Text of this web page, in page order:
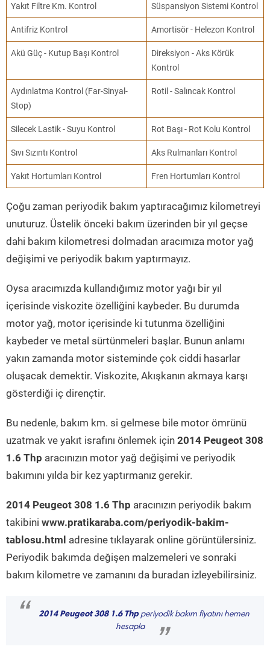
Yakıt Filtre Km. Kontrol Süspansiyon Sistemi Kontrol
Antifriz Kontrol Amortisör - Helezon Kontrol
Akü Güç - Kutup Başı Kontrol
Direksiyon - Aks Körük
Kontrol
Aydınlatma Kontrol (Far-Sinyal-
Stop)
Rotil - Salıncak Kontrol
Silecek Lastik - Suyu Kontrol Rot Başı - Rot Kolu Kontrol
Sıvı Sızıntı Kontrol Aks Rulmanları Kontrol
Yakıt Hortumları Kontrol Fren Hortumları Kontrol
Çoğu zaman periyodik bakım yaptıracağımız kilometreyi
unuturuz. Üstelik önceki bakım üzerinden bir yıl geçse
dahi bakım kilometresi dolmadan aracımıza motor yağ
değişimi ve periyodik bakım yaptırmayız.
Oysa aracımızda kullandığımız motor yağı bir yıl
içerisinde viskozite özelliğini kaybeder. Bu durumda
motor yağ, motor içerisinde ki tutunma özelliğini
kaybeder ve metal sürtünmeleri başlar. Bunun anlamı
yakın zamanda motor sisteminde çok ciddi hasarlar
oluşacak demektir. Viskozite, Akışkanın akmaya karşı
gösterdiği iç dirençtir.
Bu nedenle, bakım km. si gelmese bile motor ömrünü
uzatmak ve yakıt israfını önlemek için 2014 Peugeot 308
1.6 Thp aracınızın motor yağ değişimi ve periyodik
bakımını yılda bir kez yaptırmanız gerekir.
2014 Peugeot 308 1.6 Thp aracınızın periyodik bakım
takibini www.pratikaraba.com/periyodik-bakim-
tablosu.html adresine tıklayarak online görüntülersiniz.
Periyodik bakımda değişen malzemeleri ve sonraki
bakım kilometre ve zamanını da buradan izleyebilirsiniz.
“ 2014 Peugeot 308 1.6 Thpperiyodik bakım fiyatını hemen
hesapla
”